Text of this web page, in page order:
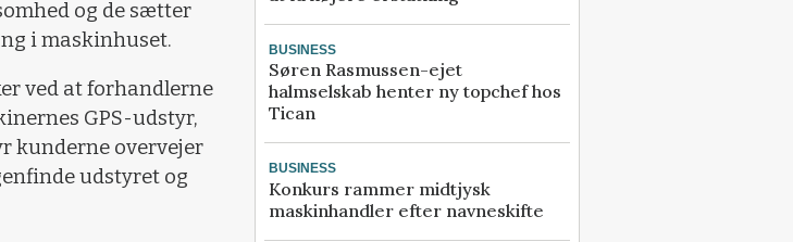
og de sætter
i maskinhuset.
ved at forhandlerne
GPS-udstyr,
kunderne overvejer
udstyret og
BUSINESS
Søren Rasmussen-ejet
halmselskab henter ny topchef hos
Tican
BUSINESS
Konkurs rammer midtjysk
maskinhandler efter navneskifte